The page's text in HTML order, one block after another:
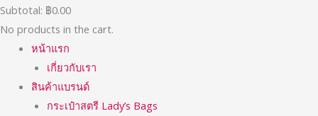
Subtotal: ฿0.00
No products in the cart.
หน้าแรก
เกี่ยวกับเรา
สินค้าแบรนด์
กระเป๋าสตรี Lady’s Bags